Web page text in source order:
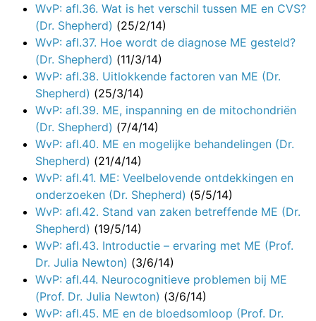
WvP: afl.36. Wat is het verschil tussen ME en CVS?
(Dr. Shepherd) (25/2/14)
WvP: afl.37. Hoe wordt de diagnose ME gesteld?
(Dr. Shepherd) (11/3/14)
WvP: afl.38. Uitlokkende factoren van ME (Dr.
Shepherd) (25/3/14)
WvP: afl.39. ME, inspanning en de mitochondriën
(Dr. Shepherd) (7/4/14)
WvP: afl.40. ME en mogelijke behandelingen (Dr.
Shepherd) (21/4/14)
WvP: afl.41. ME: Veelbelovende ontdekkingen en
onderzoeken (Dr. Shepherd) (5/5/14)
WvP: afl.42. Stand van zaken betreffende ME (Dr.
Shepherd) (19/5/14)
WvP: afl.43. Introductie – ervaring met ME (Prof.
Dr. Julia Newton) (3/6/14)
WvP: afl.44. Neurocognitieve problemen bij ME
(Prof. Dr. Julia Newton) (3/6/14)
WvP: afl.45. ME en de bloedsomloop (Prof. Dr.